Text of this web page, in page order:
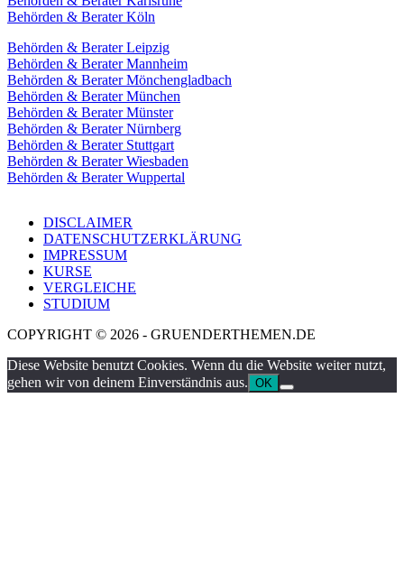
Behörden & Berater Köln
Behörden & Berater Leipzig
Behörden & Berater Mannheim
Behörden & Berater Mönchengladbach
Behörden & Berater München
Behörden & Berater Münster
Behörden & Berater Nürnberg
Behörden & Berater Stuttgart
Behörden & Berater Wiesbaden
Behörden & Berater Wuppertal
DISCLAIMER
DATENSCHUTZERKLÄRUNG
IMPRESSUM
KURSE
VERGLEICHE
STUDIUM
COPYRIGHT © 2026 - GRUENDERTHEMEN.DE
Diese Website benutzt Cookies. Wenn du die Website weiter nutzt,
gehen wir von deinem Einverständnis aus. OK